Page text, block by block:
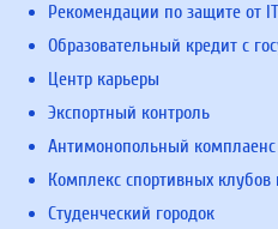
Рекомендации по защите от
Образовательный кредит с
Центр карьеры
Экспортный контроль
Антимонопольный комплаенс
Комплекс спортивных клубов
Студенческий городок